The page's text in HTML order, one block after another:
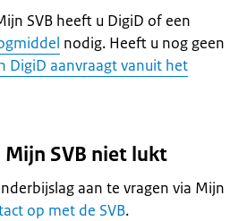
SVB heeft u DigiD of een
nodig. Heeft u nog geen
DigiD aanvraagt vanuit het
SVB niet lukt
aan te vragen via Mijn
op met de SVB.